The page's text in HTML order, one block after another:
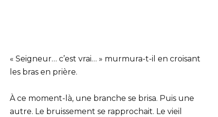
« Seigneur… c’est vrai… » murmura-t-il en croisant
les bras en prière.
À ce moment-là, une branche se brisa. Puis une
autre. Le bruissement se rapprochait. Le vieil